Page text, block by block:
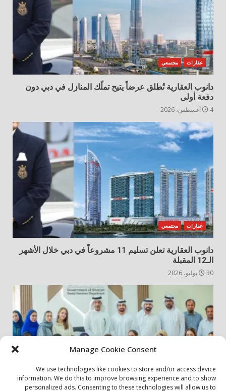
Manage Cookie Consent
We use technologies like cookies to store and/or access device
information. We do this to improve browsing experience and to show
personalized ads. Consenting to these technologies will allow us to
عقارات مجتمعي
دانوب العقارية تُطلق عرضاً يتيح تملّك المنازل في دبي دون
دفعة أولى
4 أغسطس، 2026
عقارات مجتمعي
دانوب العقارية تعلن تسليم 11 مشروعاً في دبي خلال الأشهر
الـ12 المقبلة
30 يوليو، 2026
أخبار المجتمع مجتمعي